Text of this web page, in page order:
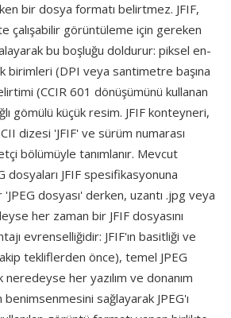
bir dosya formatı belirtmez. JFIF,
çalışabilir görüntüleme için gereken
bu boşluğu doldurur: piksel en-
birimleri (DPI veya santimetre başına
(CCIR 601 dönüşümünü kullanan
gömülü küçük resim. JFIF konteyneri,
dizesi 'JFIF' ve sürüm numarası
bölümüyle tanımlanır. Mevcut
dosyaları JFIF spesifikasyonuna
dosyası' derken, uzantı .jpg veya
her zaman bir JFIF dosyasını
evrenselliğidir: JFIF'ın basitliği ve
tekliflerden önce), temel JPEG
her yazılım ve donanım
sağlayarak JPEG'ı